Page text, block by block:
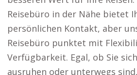
Reisebüro in der Nähe bietet
persönlichen Kontakt, aber
Reisebüro punktet mit
Verfügbarkeit. Egal, ob Sie
ausruhen oder unterwegs